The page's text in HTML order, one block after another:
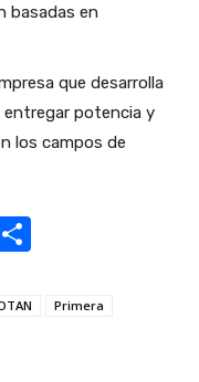
basadas en
que desarrolla
entregar potencia y
los campos de
ar
Primera